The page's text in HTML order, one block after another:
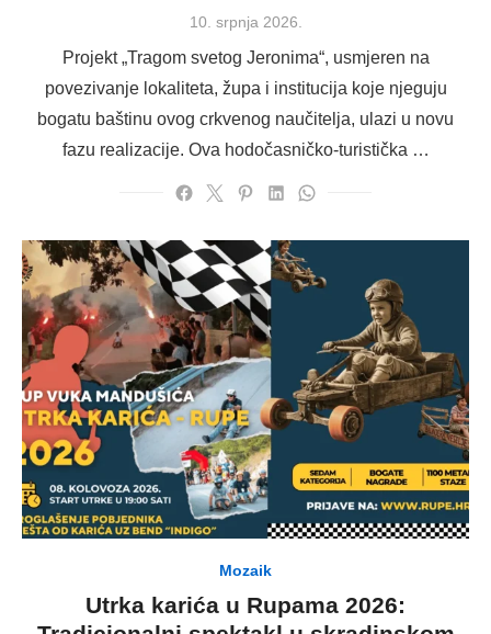
Posted
10. srpnja 2026.
Projekt „Tragom svetog Jeronima“, usmjeren na
povezivanje lokaliteta, župa i institucija koje njeguju
bogatu baštinu ovog crkvenog naučitelja, ulazi u novu
fazu realizacije. Ova hodočasničko-turistička …
Mozaik
Utrka karića u Rupama 2026: